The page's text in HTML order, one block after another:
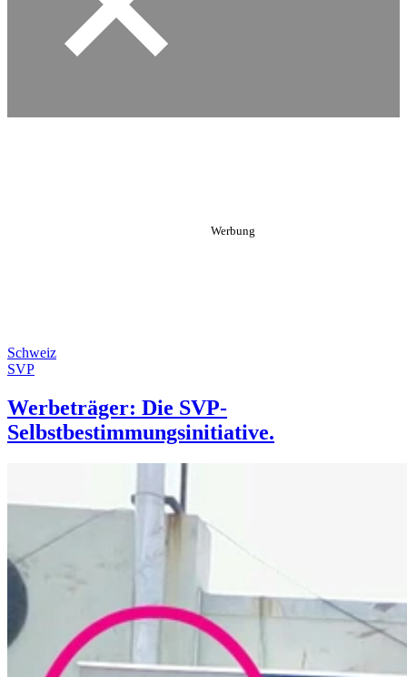
Schweiz
SVP
Werbeträger: Die SVP-
Selbstbestimmungsinitiative.